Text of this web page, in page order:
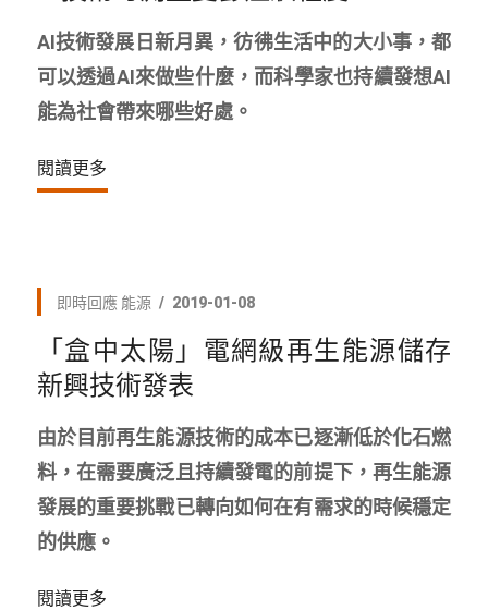
AI技術發展日新月異，彷彿生活中的大小事，都
可以透過AI來做些什麼，而科學家也持續發想AI
能為社會帶來哪些好處。
閱讀更多
即時回應 能源 2019-01-08
「盒中太陽」電網級再生能源儲存
新興技術發表
由於目前再生能源技術的成本已逐漸低於化石燃
料，在需要廣泛且持續發電的前提下，再生能源
發展的重要挑戰已轉向如何在有需求的時候穩定
的供應。
閱讀更多